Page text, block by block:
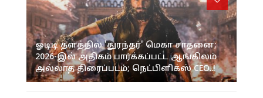
ஓடிடி தளத்தில் 'துரந்தர்' மெகா சாதனை;
2026-இல் அதிகம் பார்க்கப்பட்ட ஆங்கிலம்
அல்லாத திரைப்படம்; நெட்பிளிக்ஸ் CEO..!